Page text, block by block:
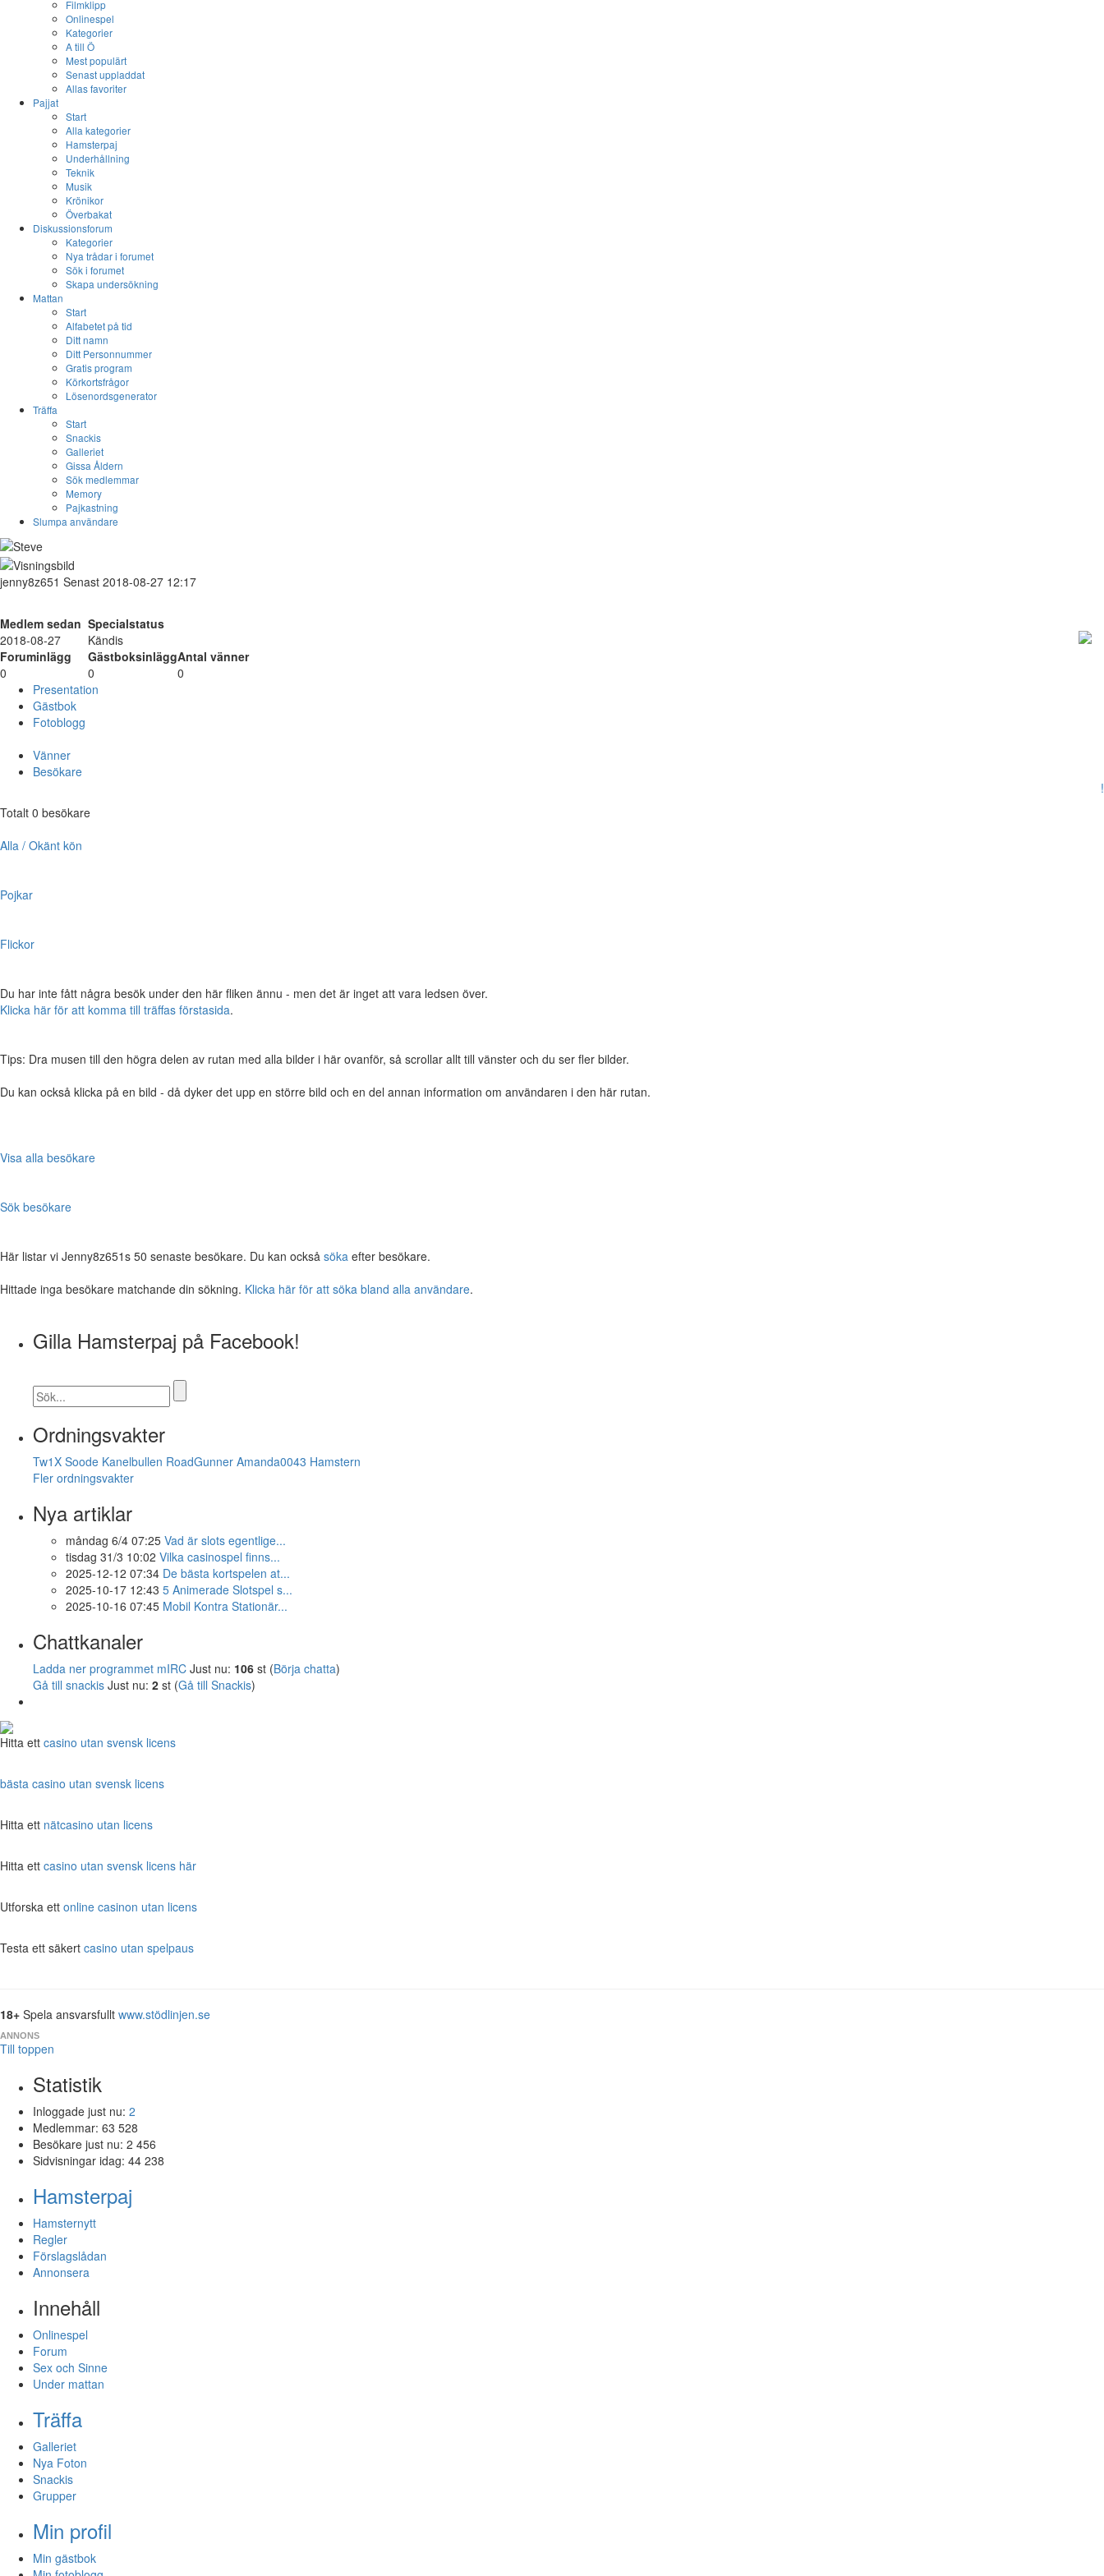
Filmklipp
Onlinespel
Kategorier
A till Ö
Mest populärt
Senast uppladdat
Allas favoriter
Pajjat
Start
Alla kategorier
Hamsterpaj
Underhållning
Teknik
Musik
Krönikor
Överbakat
Diskussionsforum
Kategorier
Nya trådar i forumet
Sök i forumet
Skapa undersökning
Mattan
Start
Alfabetet på tid
Ditt namn
Ditt Personnummer
Gratis program
Körkortsfrågor
Lösenordsgenerator
Träffa
Start
Snackis
Galleriet
Gissa Åldern
Sök medlemmar
Memory
Pajkastning
Slumpa användare
jenny8z651 Senast 2018-08-27 12:17
Medlem sedan Specialstatus
2018-08-27
Kändis
Foruminlägg
GästboksinläggAntal vänner
0
0
0
Presentation
Gästbok
Fotoblogg
Vänner
Besökare
!
Totalt 0 besökare
Alla / Okänt kön
Pojkar
Flickor
Du har inte fått några besök under den här fliken ännu - men det är inget att vara ledsen över.
Klicka här för att komma till träffas förstasida.
Tips: Dra musen till den högra delen av rutan med alla bilder i här ovanför, så scrollar allt till vänster och du ser fler bilder.
Du kan också klicka på en bild - då dyker det upp en större bild och en del annan information om användaren i den här rutan.
Visa alla besökare
Sök besökare
Här listar vi Jenny8z651s 50 senaste besökare. Du kan också söka efter besökare.
Hittade inga besökare matchande din sökning. Klicka här för att söka bland alla användare.
Gilla Hamsterpaj på Facebook!
Ordningsvakter
Tw1X Soode Kanelbullen RoadGunner Amanda0043 Hamstern
Fler ordningsvakter
Nya artiklar
måndag 6/4 07:25 Vad är slots egentlige...
tisdag 31/3 10:02 Vilka casinospel finns...
2025-12-12 07:34 De bästa kortspelen at...
2025-10-17 12:43 5 Animerade Slotspel s...
2025-10-16 07:45 Mobil Kontra Stationär...
Chattkanaler
Ladda ner programmet mIRC Just nu: 106 st (Börja chatta)
Gå till snackis Just nu: 2 st (Gå till Snackis)
Hitta ett casino utan svensk licens
bästa casino utan svensk licens
Hitta ett nätcasino utan licens
Hitta ett casino utan svensk licens här
Utforska ett online casinon utan licens
Testa ett säkert casino utan spelpaus
18+ Spela ansvarsfullt www.stödlinjen.se
ANNONS
Till toppen
Statistik
Inloggade just nu: 2
Medlemmar: 63 528
Besökare just nu: 2 456
Sidvisningar idag: 44 238
Hamsterpaj
Hamsternytt
Regler
Förslagslådan
Annonsera
Innehåll
Onlinespel
Forum
Sex och Sinne
Under mattan
Träffa
Galleriet
Nya Foton
Snackis
Grupper
Min profil
Min gästbok